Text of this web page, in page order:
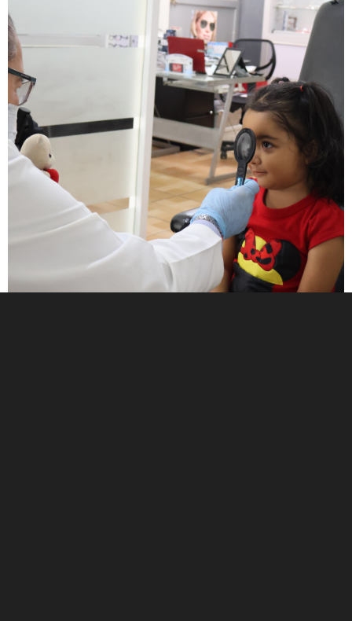
Desde 2014 la Fundación se localiza en:
Paseo Royal Country #4650 Piso 6
Fraccionamiento Puerta de Hierro
Zapopan, Jalisco. C.P. 45116
Todos los derechos reservados.